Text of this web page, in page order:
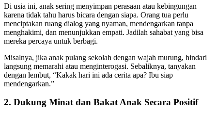
Di usia ini, anak sering menyimpan perasaan atau kebingungan
karena tidak tahu harus bicara dengan siapa. Orang tua perlu
menciptakan ruang dialog yang nyaman, mendengarkan tanpa
menghakimi, dan menunjukkan empati. Jadilah sahabat yang bisa
mereka percaya untuk berbagi.
Misalnya, jika anak pulang sekolah dengan wajah murung, hindari
langsung memarahi atau menginterogasi. Sebaliknya, tanyakan
dengan lembut, “Kakak hari ini ada cerita apa? Ibu siap
mendengarkan.”
2. Dukung Minat dan Bakat Anak Secara Positif